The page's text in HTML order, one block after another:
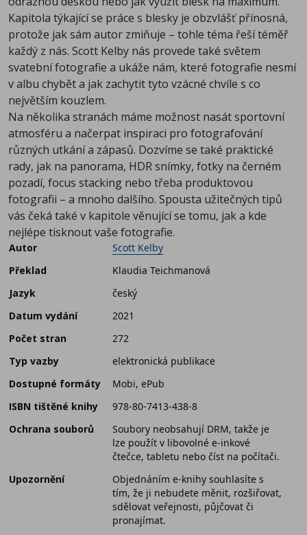
Kapitola týkající se práce s blesky je obzvlášť přínosná,
protože jak sám autor zmiňuje – tohle téma řeší téměř
každý z nás. Scott Kelby nás provede také světem
svatební fotografie a ukáže nám, které fotografie nesmí
v albu chybět a jak zachytit tyto vzácné chvíle s co
největším kouzlem.
Na několika stranách máme možnost nasát sportovní
atmosféru a načerpat inspiraci pro fotografování
různých utkání a zápasů. Dozvíme se také praktické
rady, jak na panorama, HDR snímky, fotky na černém
pozadí, focus stacking nebo třeba produktovou
fotografii – a mnoho dalšího. Spousta užitečných tipů
vás čeká také v kapitole věnující se tomu, jak a kde
nejlépe tisknout vaše fotografie.
Autor
Scott Kelby
Překlad
Klaudia Teichmanová
Jazyk
český
Datum vydání
2021
Počet stran
272
Typ vazby
elektronická publikace
Dostupné formáty
Mobi, ePub
ISBN tištěné knihy
978-80-7413-438-8
Ochrana souborů
Soubory neobsahují DRM, takže je
lze použít v libovolné e-inkové
čtečce, tabletu nebo číst na počítači.
Upozornění
Objednáním e-knihy souhlasíte s
tím, že ji nebudete měnit, rozšiřovat,
sdělovat veřejnosti, půjčovat či
pronajímat.